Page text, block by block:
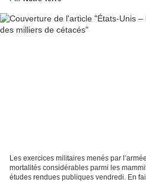
Les exercices militaires menés par
mortalités considérables parmi les
études rendues publiques vendredi. En